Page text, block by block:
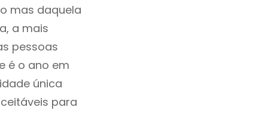
mas daquela
a mais
pessoas
é o ano em
única
para